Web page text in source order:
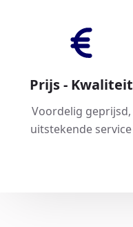
Prijs - Kwaliteit
Voordelig geprijsd,
uitstekende service